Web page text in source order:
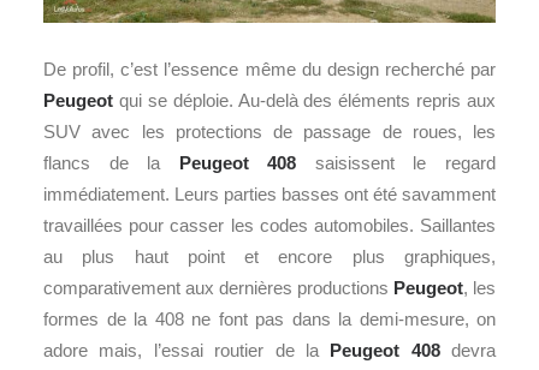
De profil, c’est l’essence même du design recherché par
Peugeot qui se déploie. Au-delà des éléments repris aux
SUV avec les protections de passage de roues, les
flancs de la Peugeot 408 saisissent le regard
immédiatement. Leurs parties basses ont été savamment
travaillées pour casser les codes automobiles. Saillantes
au plus haut point et encore plus graphiques,
comparativement aux dernières productions Peugeot, les
formes de la 408 ne font pas dans la demi-mesure, on
adore mais, l’essai routier de la Peugeot 408devra